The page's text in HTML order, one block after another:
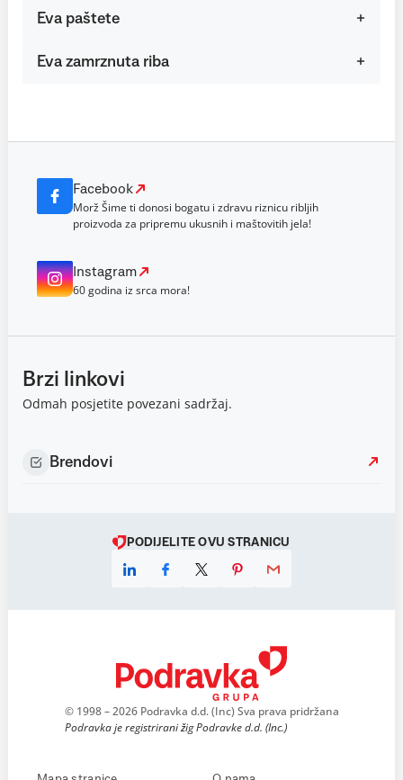
Eva paštete
Eva zamrznuta riba
Facebook
Morž Šime ti donosi bogatu i zdravu riznicu ribljih
proizvoda za pripremu ukusnih i maštovitih jela!
Instagram
60 godina iz srca mora!
Brzi linkovi
Odmah posjetite povezani sadržaj.
Brendovi
PODIJELITE OVU STRANICU
© 1998 – 2026 Podravka d.d. (Inc) Sva prava pridržana
Podravka je registrirani žig Podravke d.d. (Inc.)